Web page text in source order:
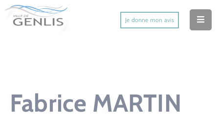
Je donne mon avis
Mes Services Utiles
Fabrice MARTIN